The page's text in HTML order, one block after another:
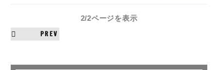
2/2ページを表示
PREV